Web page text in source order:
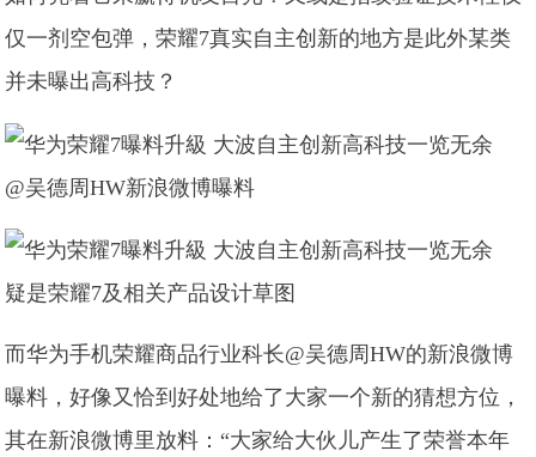
仅一剂空包弹，荣耀7真实自主创新的地方是此外某类
并未曝出高科技？
@吴德周HW新浪微博曝料
疑是荣耀7及相关产品设计草图
而华为手机荣耀商品行业科长@吴德周HW的新浪微博
曝料，好像又恰到好处地给了大家一个新的猜想方位，
其在新浪微博里放料：“大家给大伙儿产生了荣誉本年